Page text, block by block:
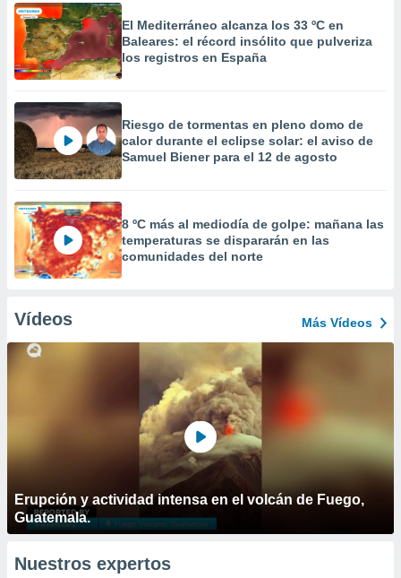
El Mediterráneo alcanza los 33 ºC en
Baleares: el récord insólito que pulveriza
los registros en España
Riesgo de tormentas en pleno domo de
calor durante el eclipse solar: el aviso de
Samuel Biener para el 12 de agosto
8 ºC más al mediodía de golpe: mañana las
temperaturas se dispararán en las
comunidades del norte
Vídeos Más Vídeos
Erupción y actividad intensa en el volcán de Fuego,
Guatemala.
Nuestros expertos